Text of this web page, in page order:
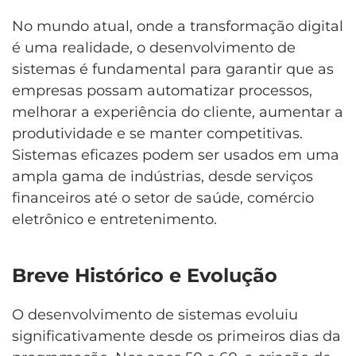
No mundo atual, onde a transformação digital
é uma realidade, o desenvolvimento de
sistemas é fundamental para garantir que as
empresas possam automatizar processos,
melhorar a experiência do cliente, aumentar a
produtividade e se manter competitivas.
Sistemas eficazes podem ser usados em uma
ampla gama de indústrias, desde serviços
financeiros até o setor de saúde, comércio
eletrônico e entretenimento.
Breve Histórico e Evolução
O desenvolvimento de sistemas evoluiu
significativamente desde os primeiros dias da